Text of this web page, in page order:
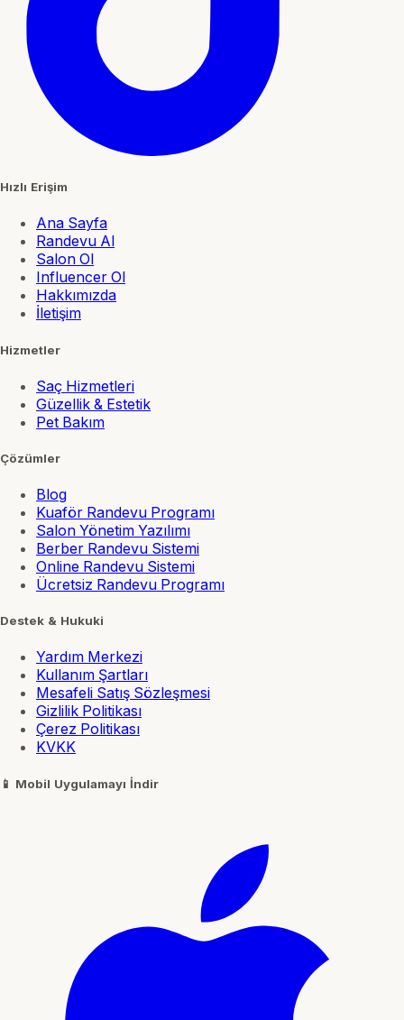
Hızlı Erişim
Ana Sayfa
Randevu Al
Salon Ol
Influencer Ol
Hakkımızda
İletişim
Hizmetler
Saç Hizmetleri
Güzellik & Estetik
Pet Bakım
Çözümler
Blog
Kuaför Randevu Programı
Salon Yönetim Yazılımı
Berber Randevu Sistemi
Online Randevu Sistemi
Ücretsiz Randevu Programı
Destek & Hukuki
Yardım Merkezi
Kullanım Şartları
Mesafeli Satış Sözleşmesi
Gizlilik Politikası
Çerez Politikası
KVKK
📱 Mobil Uygulamayı İndir